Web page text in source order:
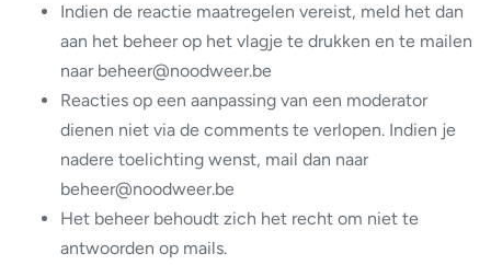
Indien de reactie maatregelen vereist, meld het dan
aan het beheer op het vlagje te drukken en te mailen
naar beheer@noodweer.be
Reacties op een aanpassing van een moderator
dienen niet via de comments te verlopen. Indien je
nadere toelichting wenst, mail dan naar
beheer@noodweer.be
Het beheer behoudt zich het recht om niet te
antwoorden op mails.